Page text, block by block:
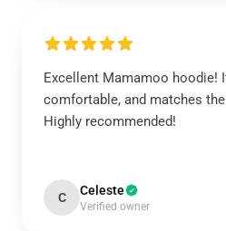
Excellent Mamamoo hoodie!
comfortable, and matches
Highly recommended!
C Celeste
Verified owner